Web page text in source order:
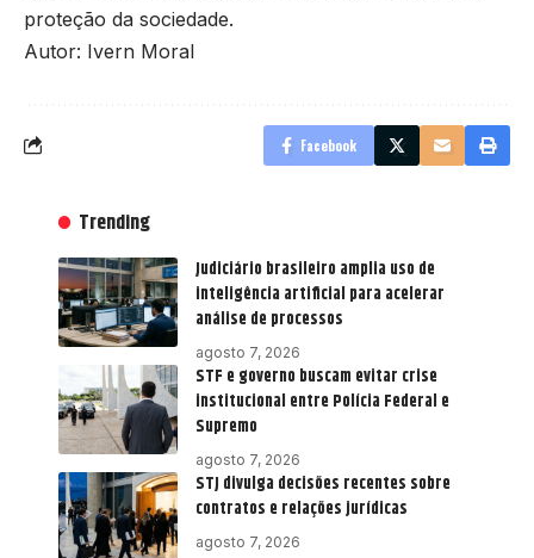
proteção da sociedade.
Autor: Ivern Moral
Facebook
Trending
Judiciário brasileiro amplia uso de
inteligência artificial para acelerar
análise de processos
agosto 7, 2026
STF e governo buscam evitar crise
institucional entre Polícia Federal e
Supremo
agosto 7, 2026
STJ divulga decisões recentes sobre
contratos e relações jurídicas
agosto 7, 2026